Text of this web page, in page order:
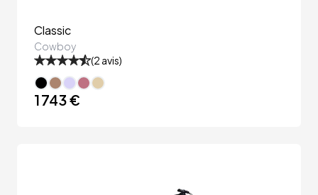
Classic
Cowboy
(2 avis)
1 743 €